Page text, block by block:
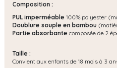
Composition :
PUL imperméable 100% polyester
Doublure souple en bambou
Partie absorbante composée de 2
Taille :
Convient aux enfants de 18 mois à 3